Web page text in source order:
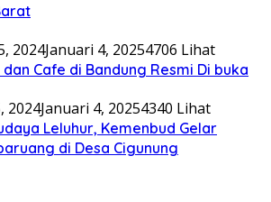
2024Januari 4, 20254706 Lihat
Cafe di Bandung Resmi Di buka
2024Januari 4, 20254340 Lihat
Leluhur, Kemenbud Gelar
di Desa Cigunung